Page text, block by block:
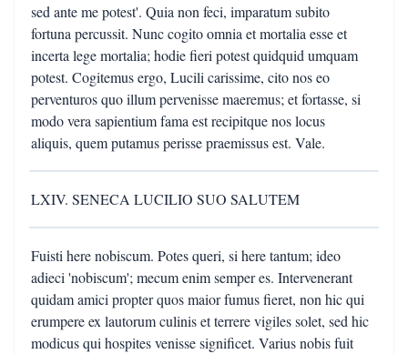
sed ante me potest'. Quia non feci, imparatum subito
fortuna percussit. Nunc cogito omnia et mortalia esse et
incerta lege mortalia; hodie fieri potest quidquid umquam
potest. Cogitemus ergo, Lucili carissime, cito nos eo
perventuros quo illum pervenisse maeremus; et fortasse, si
modo vera sapientium fama est recipitque nos locus
aliquis, quem putamus perisse praemissus est. Vale.
LXIV. SENECA LUCILIO SUO SALUTEM
Fuisti here nobiscum. Potes queri, si here tantum; ideo
adieci 'nobiscum'; mecum enim semper es. Intervenerant
quidam amici propter quos maior fumus fieret, non hic qui
erumpere ex lautorum culinis et terrere vigiles solet, sed hic
modicus qui hospites venisse significet. Varius nobis fuit